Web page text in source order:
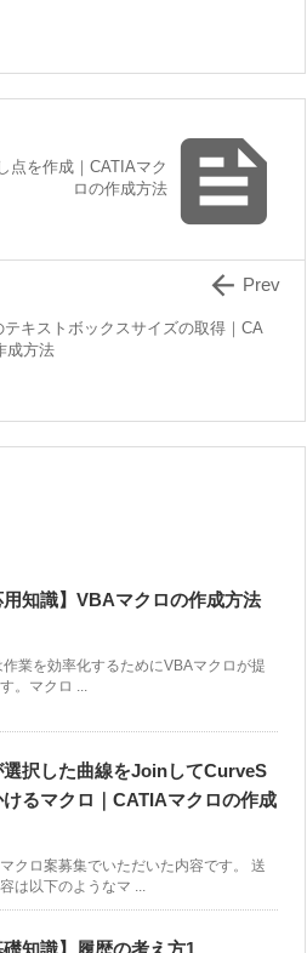

点を作成｜CATIAマク
ロの作成方法
テキストボックスサイズの取得｜CA
成方法
 Prev
用知識】VBAマクロの作成方法
作業を効率化するためにVBAマクロが提
。マクロ ...
択した曲線をJoinしてCurveS
るマクロ｜CATIAマクロの作成
クロ案募集でいただいた内容です。 送
は以下のようなマ ...
礎知識】履歴の考え方1